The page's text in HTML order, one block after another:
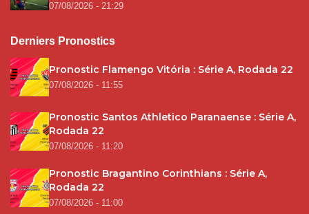
07/08/2026 - 21:29
Derniers Pronostics
Pronostic Flamengo Vitória : Série A, Rodada 22
07/08/2026 - 11:55
Pronostic Santos Athletico Paranaense : Série A,
Rodada 22
07/08/2026 - 11:20
Pronostic Bragantino Corinthians : Série A,
Rodada 22
07/08/2026 - 11:00